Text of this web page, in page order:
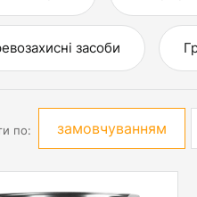
засоби
по: замовчуванням